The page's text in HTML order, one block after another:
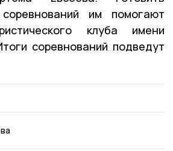
им помогают
клуба имени
соревнований подведут